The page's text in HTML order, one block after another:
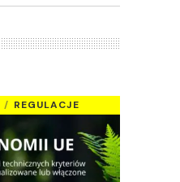
REGULACJE